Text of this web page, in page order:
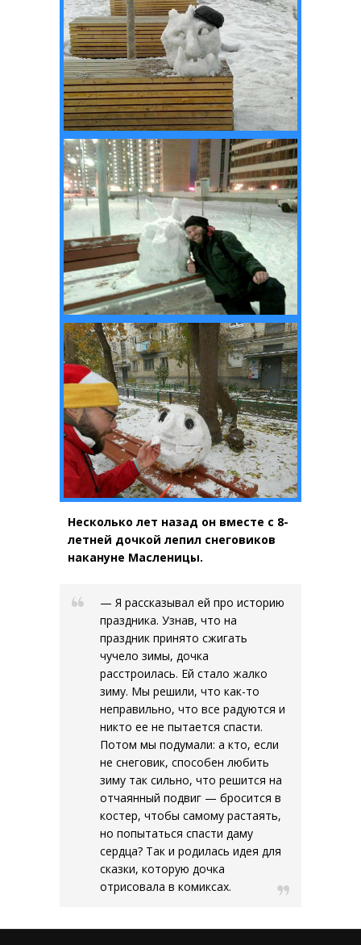
Несколько лет назад он вместе с 8-
летней дочкой лепил снеговиков
накануне Масленицы.
— Я рассказывал ей про историю
праздника. Узнав, что на
праздник принято сжигать
чучело зимы, дочка
расстроилась. Ей стало жалко
зиму. Мы решили, что как-то
неправильно, что все радуются и
никто ее не пытается спасти.
Потом мы подумали: а кто, если
не снеговик, способен любить
зиму так сильно, что решится на
отчаянный подвиг — бросится в
костер, чтобы самому растаять,
но попытаться спасти даму
сердца? Так и родилась идея для
сказки, которую дочка
отрисовала в комиксах.